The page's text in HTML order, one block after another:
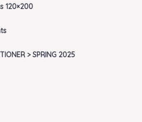
120×200
> SPRING 2025